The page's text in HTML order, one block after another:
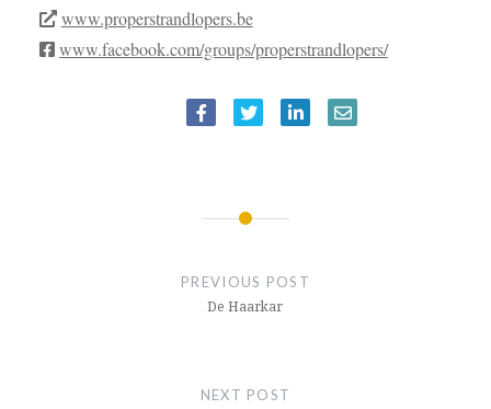
www.properstrandlopers.be
www.facebook.com/groups/properstrandlopers/
BERICHTNAVIGATIE
PREVIOUS POST
De Haarkar
NEXT POST